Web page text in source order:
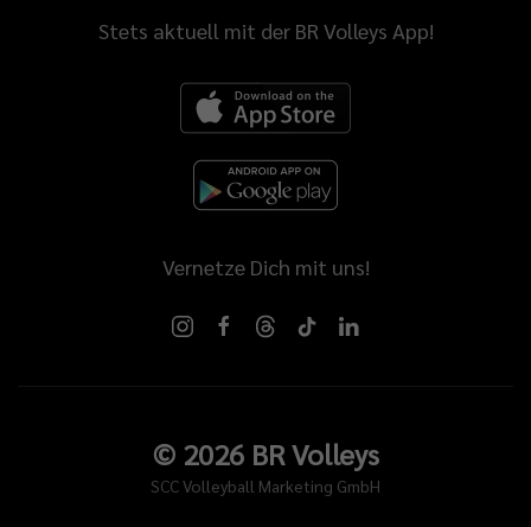
Stets aktuell mit der BR Volleys App!
Vernetze Dich mit uns!
© 2026BR Volleys
SCC Volleyball Marketing GmbH